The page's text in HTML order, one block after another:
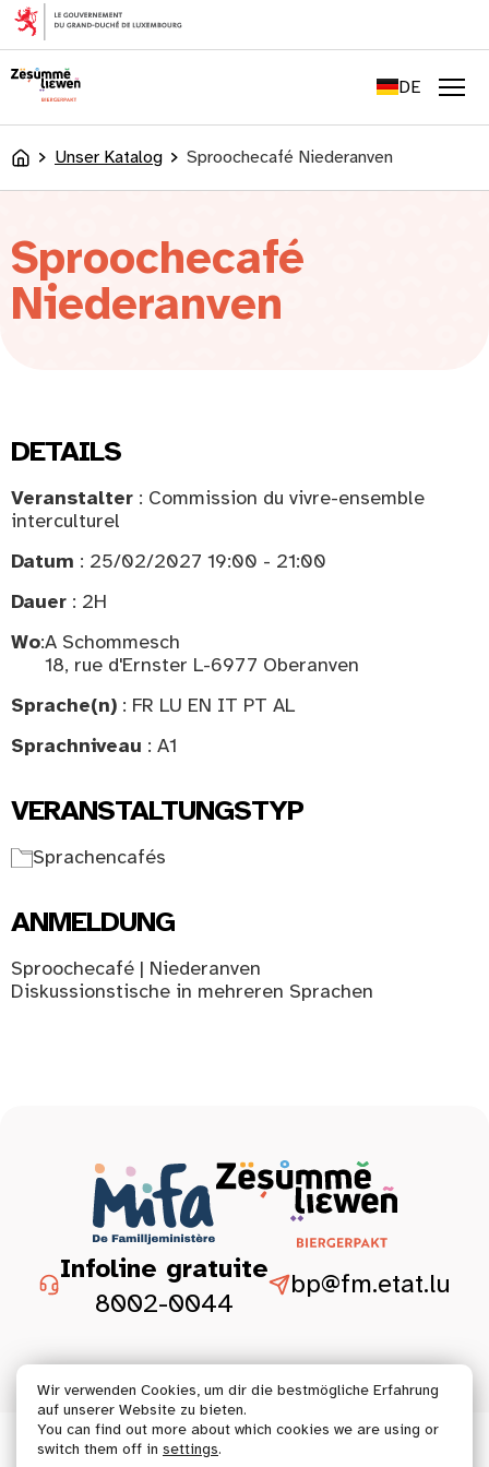
springen
DE
LU
AccueilUnser Katalog Sproochecafé Niederanven
Sproochecafé
Niederanven
DETAILS
Veranstalter : Commission du vivre-ensemble
interculturel
Datum : 25/02/2027 19:00 - 21:00
Dauer : 2H
Wo:A Schommesch
18, rue d'Ernster L-6977 Oberanven
Sprache(n) : FR LU EN IT PT AL
Sprachniveau : A1
VERANSTALTUNGSTYP
Sprachencafés
ANMELDUNG
Sproochecafé | Niederanven
Diskussionstische in mehreren Sprachen
Infoline gratuite
8002-0044
bp@fm.etat.lu
© 2026 Tous droits réservés.
Wir verwenden Cookies, um dir die bestmögliche Erfahrung
auf unserer Website zu bieten.
You can find out more about which cookies we are using or
switch them off in settings.